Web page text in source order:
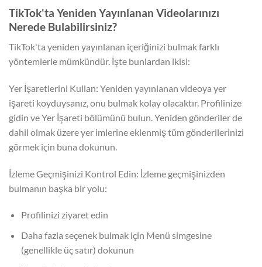
TikTok'ta Yeniden Yayınlanan Videolarınızı
Nerede Bulabilirsiniz?
TikTok'ta yeniden yayınlanan içeriğinizi bulmak farklı
yöntemlerle mümkündür. İşte bunlardan ikisi:
Yer İşaretlerini Kullan: Yeniden yayınlanan videoya yer
işareti koyduysanız, onu bulmak kolay olacaktır. Profilinize
gidin ve Yer İşareti bölümünü bulun. Yeniden gönderiler de
dahil olmak üzere yer imlerine eklenmiş tüm gönderilerinizi
görmek için buna dokunun.
İzleme Geçmişinizi Kontrol Edin: İzleme geçmişinizden
bulmanın başka bir yolu:
Profilinizi ziyaret edin
Daha fazla seçenek bulmak için Menü simgesine
(genellikle üç satır) dokunun